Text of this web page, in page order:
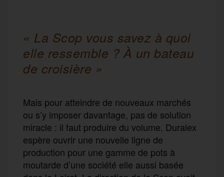
« La Scop vous savez à quoi
elle ressemble ? À un bateau
de croisière »
Mais pour atteindre de nouveaux marchés
ou s’y imposer davantage, pas de solution
miracle : il faut produire du volume. Duralex
espère ouvrir une nouvelle ligne de
production pour une gamme de pots à
moutarde d’une société elle aussi basée